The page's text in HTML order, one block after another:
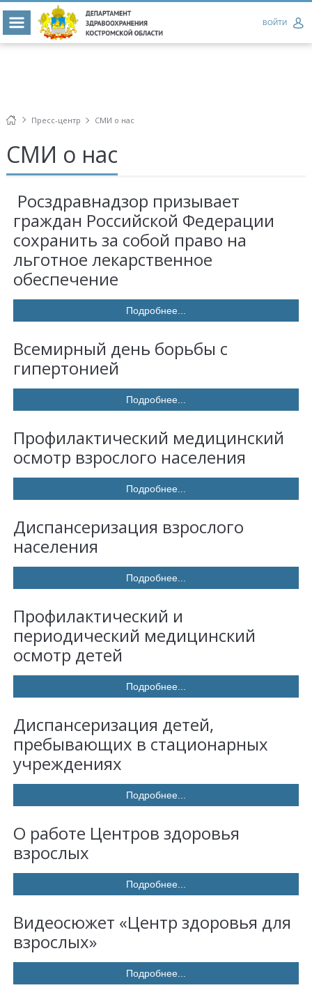
ВОЙТИ
Пресс-центр СМИ о нас
СМИ о нас
Росздравнадзор призывает
граждан Российской Федерации
сохранить за собой право на
льготное лекарственное
обеспечение
Подробнее...
Всемирный день борьбы с
гипертонией
Подробнее...
Профилактический медицинский
осмотр взрослого населения
Подробнее...
Диспансеризация взрослого
населения
Подробнее...
Профилактический и
периодический медицинский
осмотр детей
Подробнее...
Диспансеризация детей,
пребывающих в стационарных
учреждениях
Подробнее...
О работе Центров здоровья
взрослых
Подробнее...
Видеосюжет «Центр здоровья для
взрослых»
Подробнее...